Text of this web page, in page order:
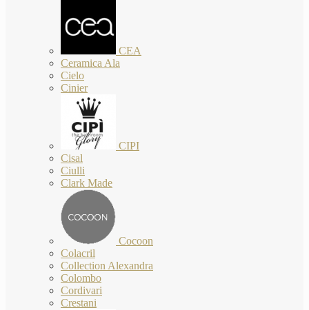
CEA
Ceramica Ala
Cielo
Cinier
CIPI
Cisal
Ciulli
Clark Made
Cocoon
Colacril
Collection Alexandra
Colombo
Cordivari
Crestani